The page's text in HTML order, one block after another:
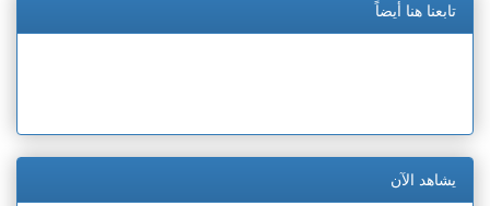
تابعنا هنا أيضاً
يشاهد الآن